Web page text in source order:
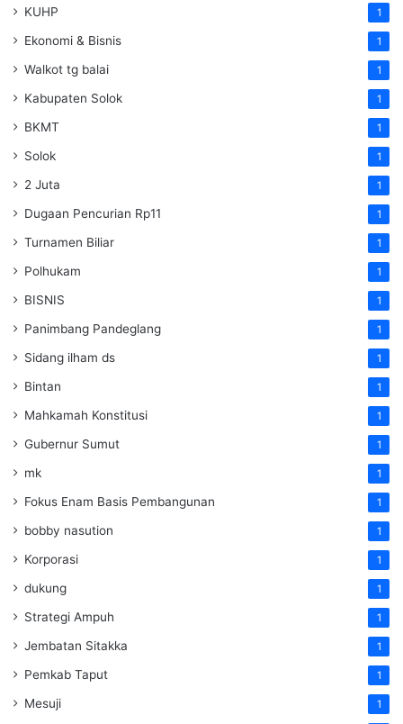
KUHP 1
Ekonomi & Bisnis 1
Walkot tg balai 1
Kabupaten Solok 1
BKMT 1
Solok 1
2 Juta 1
Dugaan Pencurian Rp11 1
Turnamen Biliar 1
Polhukam 1
BISNIS 1
Panimbang Pandeglang 1
Sidang ilham ds 1
Bintan 1
Mahkamah Konstitusi 1
Gubernur Sumut 1
mk 1
Fokus Enam Basis Pembangunan 1
bobby nasution 1
Korporasi 1
dukung 1
Strategi Ampuh 1
Jembatan Sitakka 1
Pemkab Taput 1
Mesuji 1